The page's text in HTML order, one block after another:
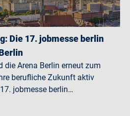
Die 17. jobmesse berlin
die Arena Berlin erneut zum
berufliche Zukunft aktiv
jobmesse berlin…